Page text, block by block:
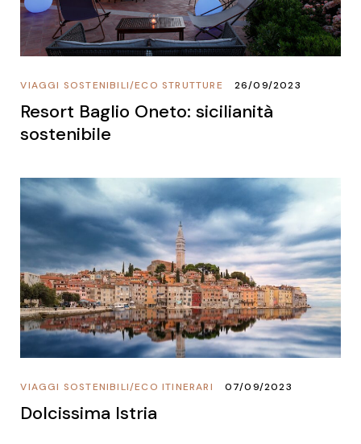
ECO STRUTTURE
/
VIAGGI SOSTENIBILI 26/09/2023
Resort Baglio Oneto: sicilianità
sostenibile
ECO ITINERARI
/
VIAGGI SOSTENIBILI 07/09/2023
Dolcissima Istria